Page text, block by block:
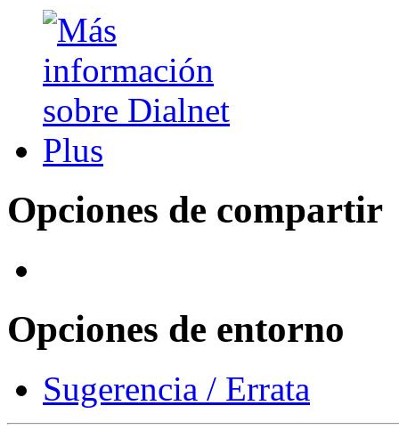
Opciones de compartir
Opciones de entorno
Sugerencia / Errata